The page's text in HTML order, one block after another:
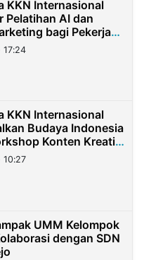
KKN Internasional
Pelatihan AI dan
bagi Pekerja
di Taiwan
KKN Internasional
Budaya Indonesia
Konten Kreatif
UMM Kelompok
dengan SDN